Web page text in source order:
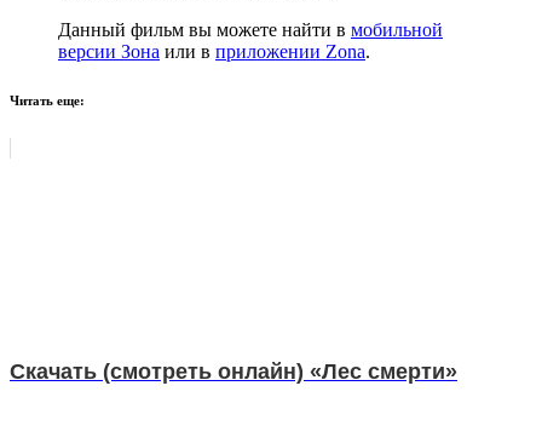
Данный фильм вы можете найти в мобильной
версии Зона или в приложении Zona.
Читать еще:
Скачать (смотреть онлайн) «Лес смерти»